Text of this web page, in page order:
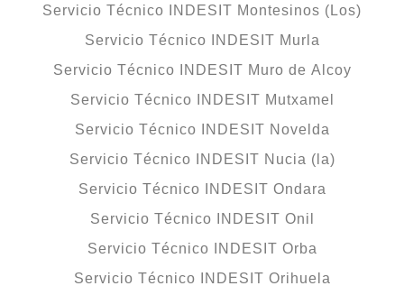
Servicio Técnico INDESIT Montesinos (Los)
Servicio Técnico INDESIT Murla
Servicio Técnico INDESIT Muro de Alcoy
Servicio Técnico INDESIT Mutxamel
Servicio Técnico INDESIT Novelda
Servicio Técnico INDESIT Nucia (la)
Servicio Técnico INDESIT Ondara
Servicio Técnico INDESIT Onil
Servicio Técnico INDESIT Orba
Servicio Técnico INDESIT Orihuela